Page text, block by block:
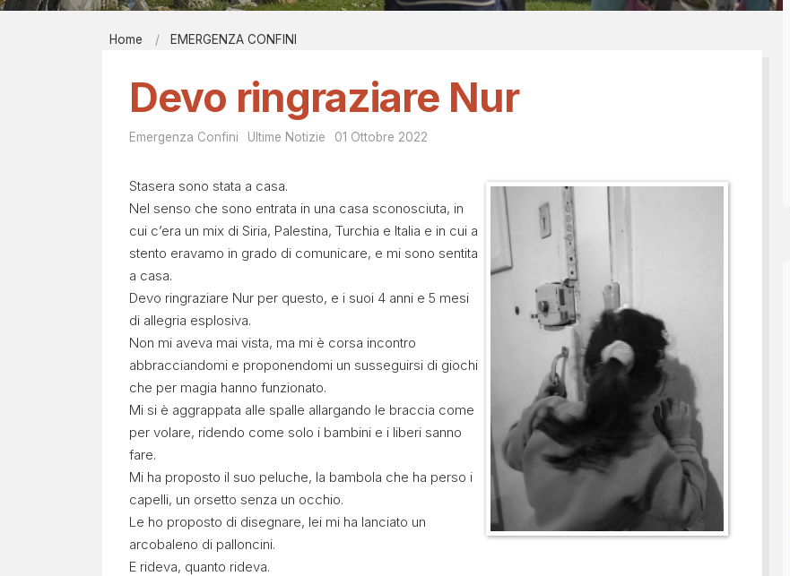
Contatti
Tesseramento 2026
Shop online:
Home EMERGENZA CONFINI
Devo ringraziare Nur
Emergenza Confini Ultime Notizie 01 Ottobre 2022
Stasera sono stata a casa.
Nel senso che sono entrata in una casa sconosciuta, in
cui c’era un mix di Siria, Palestina, Turchia e Italia e in cui a
stento eravamo in grado di comunicare, e mi sono sentita
a casa.
Devo ringraziare Nur per questo, e i suoi 4 anni e 5 mesi
di allegria esplosiva.
Non mi aveva mai vista, ma mi è corsa incontro
abbracciandomi e proponendomi un susseguirsi di giochi
che per magia hanno funzionato.
Mi si è aggrappata alle spalle allargando le braccia come
per volare, ridendo come solo i bambini e i liberi sanno
fare.
Mi ha proposto il suo peluche, la bambola che ha perso i
capelli, un orsetto senza un occhio.
Le ho proposto di disegnare, lei mi ha lanciato un
arcobaleno di palloncini.
E rideva, quanto rideva.